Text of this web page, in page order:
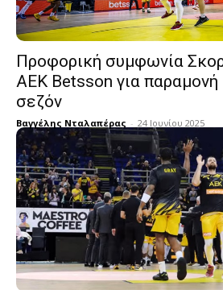
Προφορική συμφωνία
ΑΕΚ Betsson για παραμονή
σεζόν
Βαγγέλης Νταλαπέρας - 24 Ιουνίου 2025